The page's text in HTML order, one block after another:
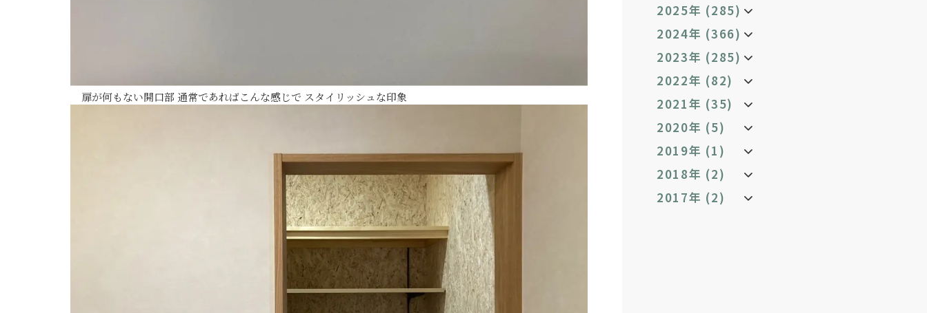
扉が何もない開口部 通常であればこんな感じで スタイリッシュな印象
2025年 (285)
2024年 (366)
2023年 (285)
2022年 (82)
2021年 (35)
2020年 (5)
2019年 (1)
2018年 (2)
2017年 (2)